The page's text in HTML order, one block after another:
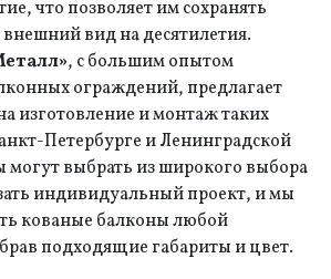
что позволяет им сохранять
вид на десятилетия.
, с большим опытом
ограждений, предлагает
изготовление и монтаж таких
Петербурге и Ленинградской
могут выбрать из широкого выбора
индивидуальный проект, и мы
кованые балконы любой
подходящие габариты и цвет.